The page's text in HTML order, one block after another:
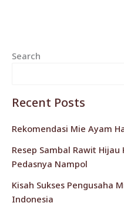
Search
Recent Posts
Rekomendasi Mie Ayam
Resep Sambal Rawit
Pedasnya Nampol
Kisah Sukses Pengusaha
Indonesia